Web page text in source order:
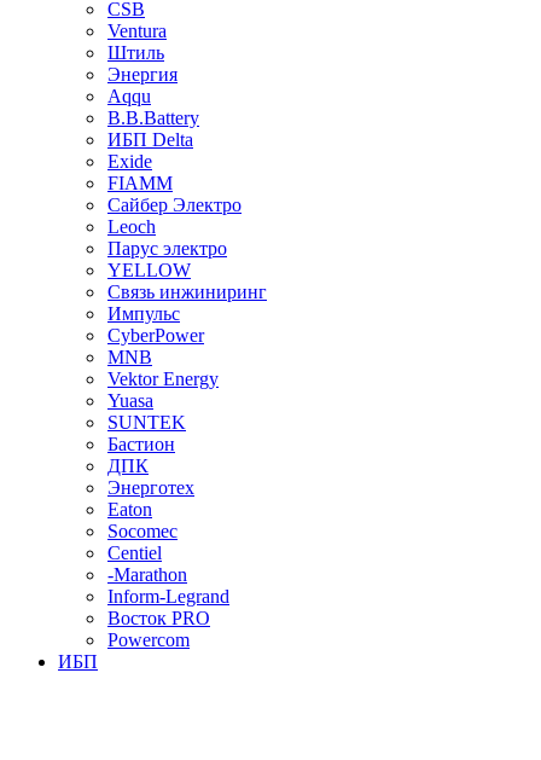
CSB
Ventura
Штиль
Энергия
Aqqu
B.B.Bаttery
ИБП Delta
Exide
FIAMM
Сайбер Электро
Leoch
Парус электро
YELLOW
Связь инжиниринг
Импульс
CyberPower
MNB
Vektor Energy
Yuasa
SUNTEK
Бастион
ДПК
Энерготех
Eaton
Socomec
Centiel
-Marathon
Inform-Legrand
Восток PRO
Powercom
ИБП